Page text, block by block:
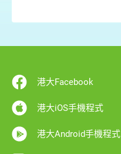
港大Facebook
港大iOS手機程式
港大Android手機程式